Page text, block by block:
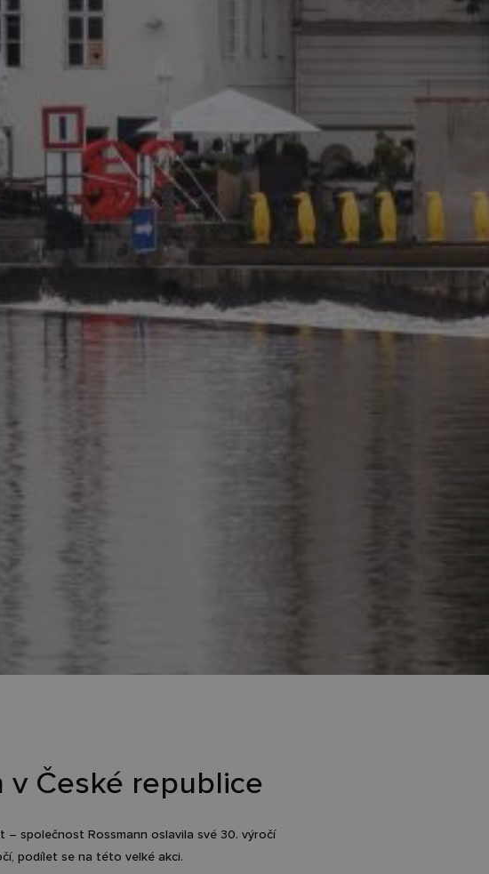
České republice
společnost Rossmann oslavila své 30. výročí
podílet se na této velké akci.